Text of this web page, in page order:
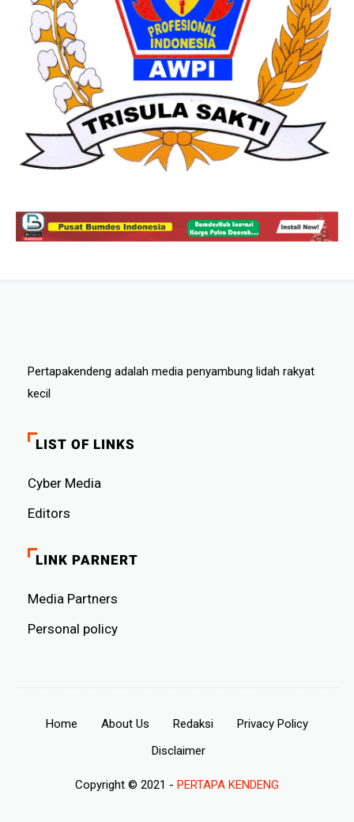
Pertapakendeng adalah media penyambung lidah rakyat
kecil
LIST OF LINKS
Cyber ​​Media
Editors
LINK PARNERT
Media Partners
Personal policy
Home About Us Redaksi
Privacy Policy
Disclaimer
Copyright © 2021 - PERTAPA KENDENG